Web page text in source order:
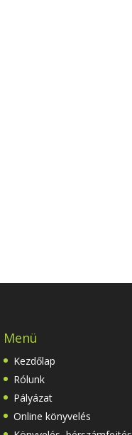
Menü
Kezdőlap
Rólunk
Pályázat
Online könyvelés